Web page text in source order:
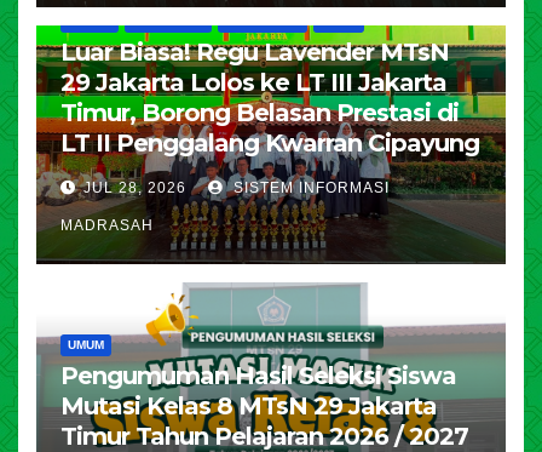
Luar Biasa! Regu Lavender MTsN
29 Jakarta Lolos ke LT III Jakarta
Timur, Borong Belasan Prestasi di
LT II Penggalang Kwarran Cipayung
JUL 28, 2026 SISTEM INFORMASI
MADRASAH
UMUM
Pengumuman Hasil Seleksi Siswa
Mutasi Kelas 8 MTsN 29 Jakarta
Timur Tahun Pelajaran 2026 / 2027